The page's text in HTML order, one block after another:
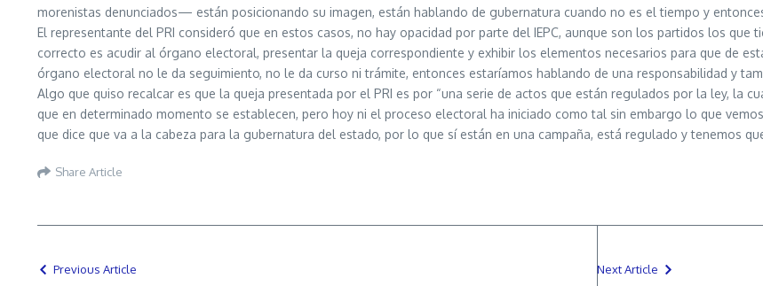
morenistas denunciados— están posicionando su imagen, están hablando de gubernatura cuando no es el tiempo y
El representante del PRI consideró que en estos casos, no hay opacidad por parte del IEPC, aunque son los partidos los
correcto es acudir al órgano electoral, presentar la queja correspondiente y exhibir los elementos necesarios para que de
órgano electoral no le da seguimiento, no le da curso ni trámite, entonces estaríamos hablando de una responsabilidad y
Algo que quiso recalcar es que la queja presentada por el PRI es por “una serie de actos que están regulados por la ley, la
que en determinado momento se establecen, pero hoy ni el proceso electoral ha iniciado como tal sin embargo lo que
que dice que va a la cabeza para la gubernatura del estado, por lo que sí están en una campaña, está regulado y tenemos
Share Article
Previous Article Next Article